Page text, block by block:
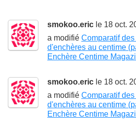
smokoo.eric le 18 oct.
a modifié Comparatif
d'enchères au centime
Enchère Centime
smokoo.eric le 18 oct.
a modifié Comparatif
d'enchères au centime
Enchère Centime